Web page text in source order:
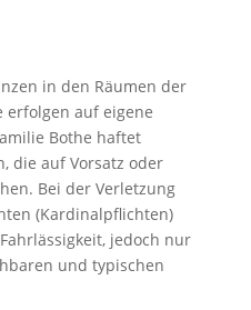
in den Räumen der
erfolgen auf eigene
Bothe haftet
die auf Vorsatz oder
Bei der Verletzung
(Kardinalpflichten)
jedoch nur
und typischen